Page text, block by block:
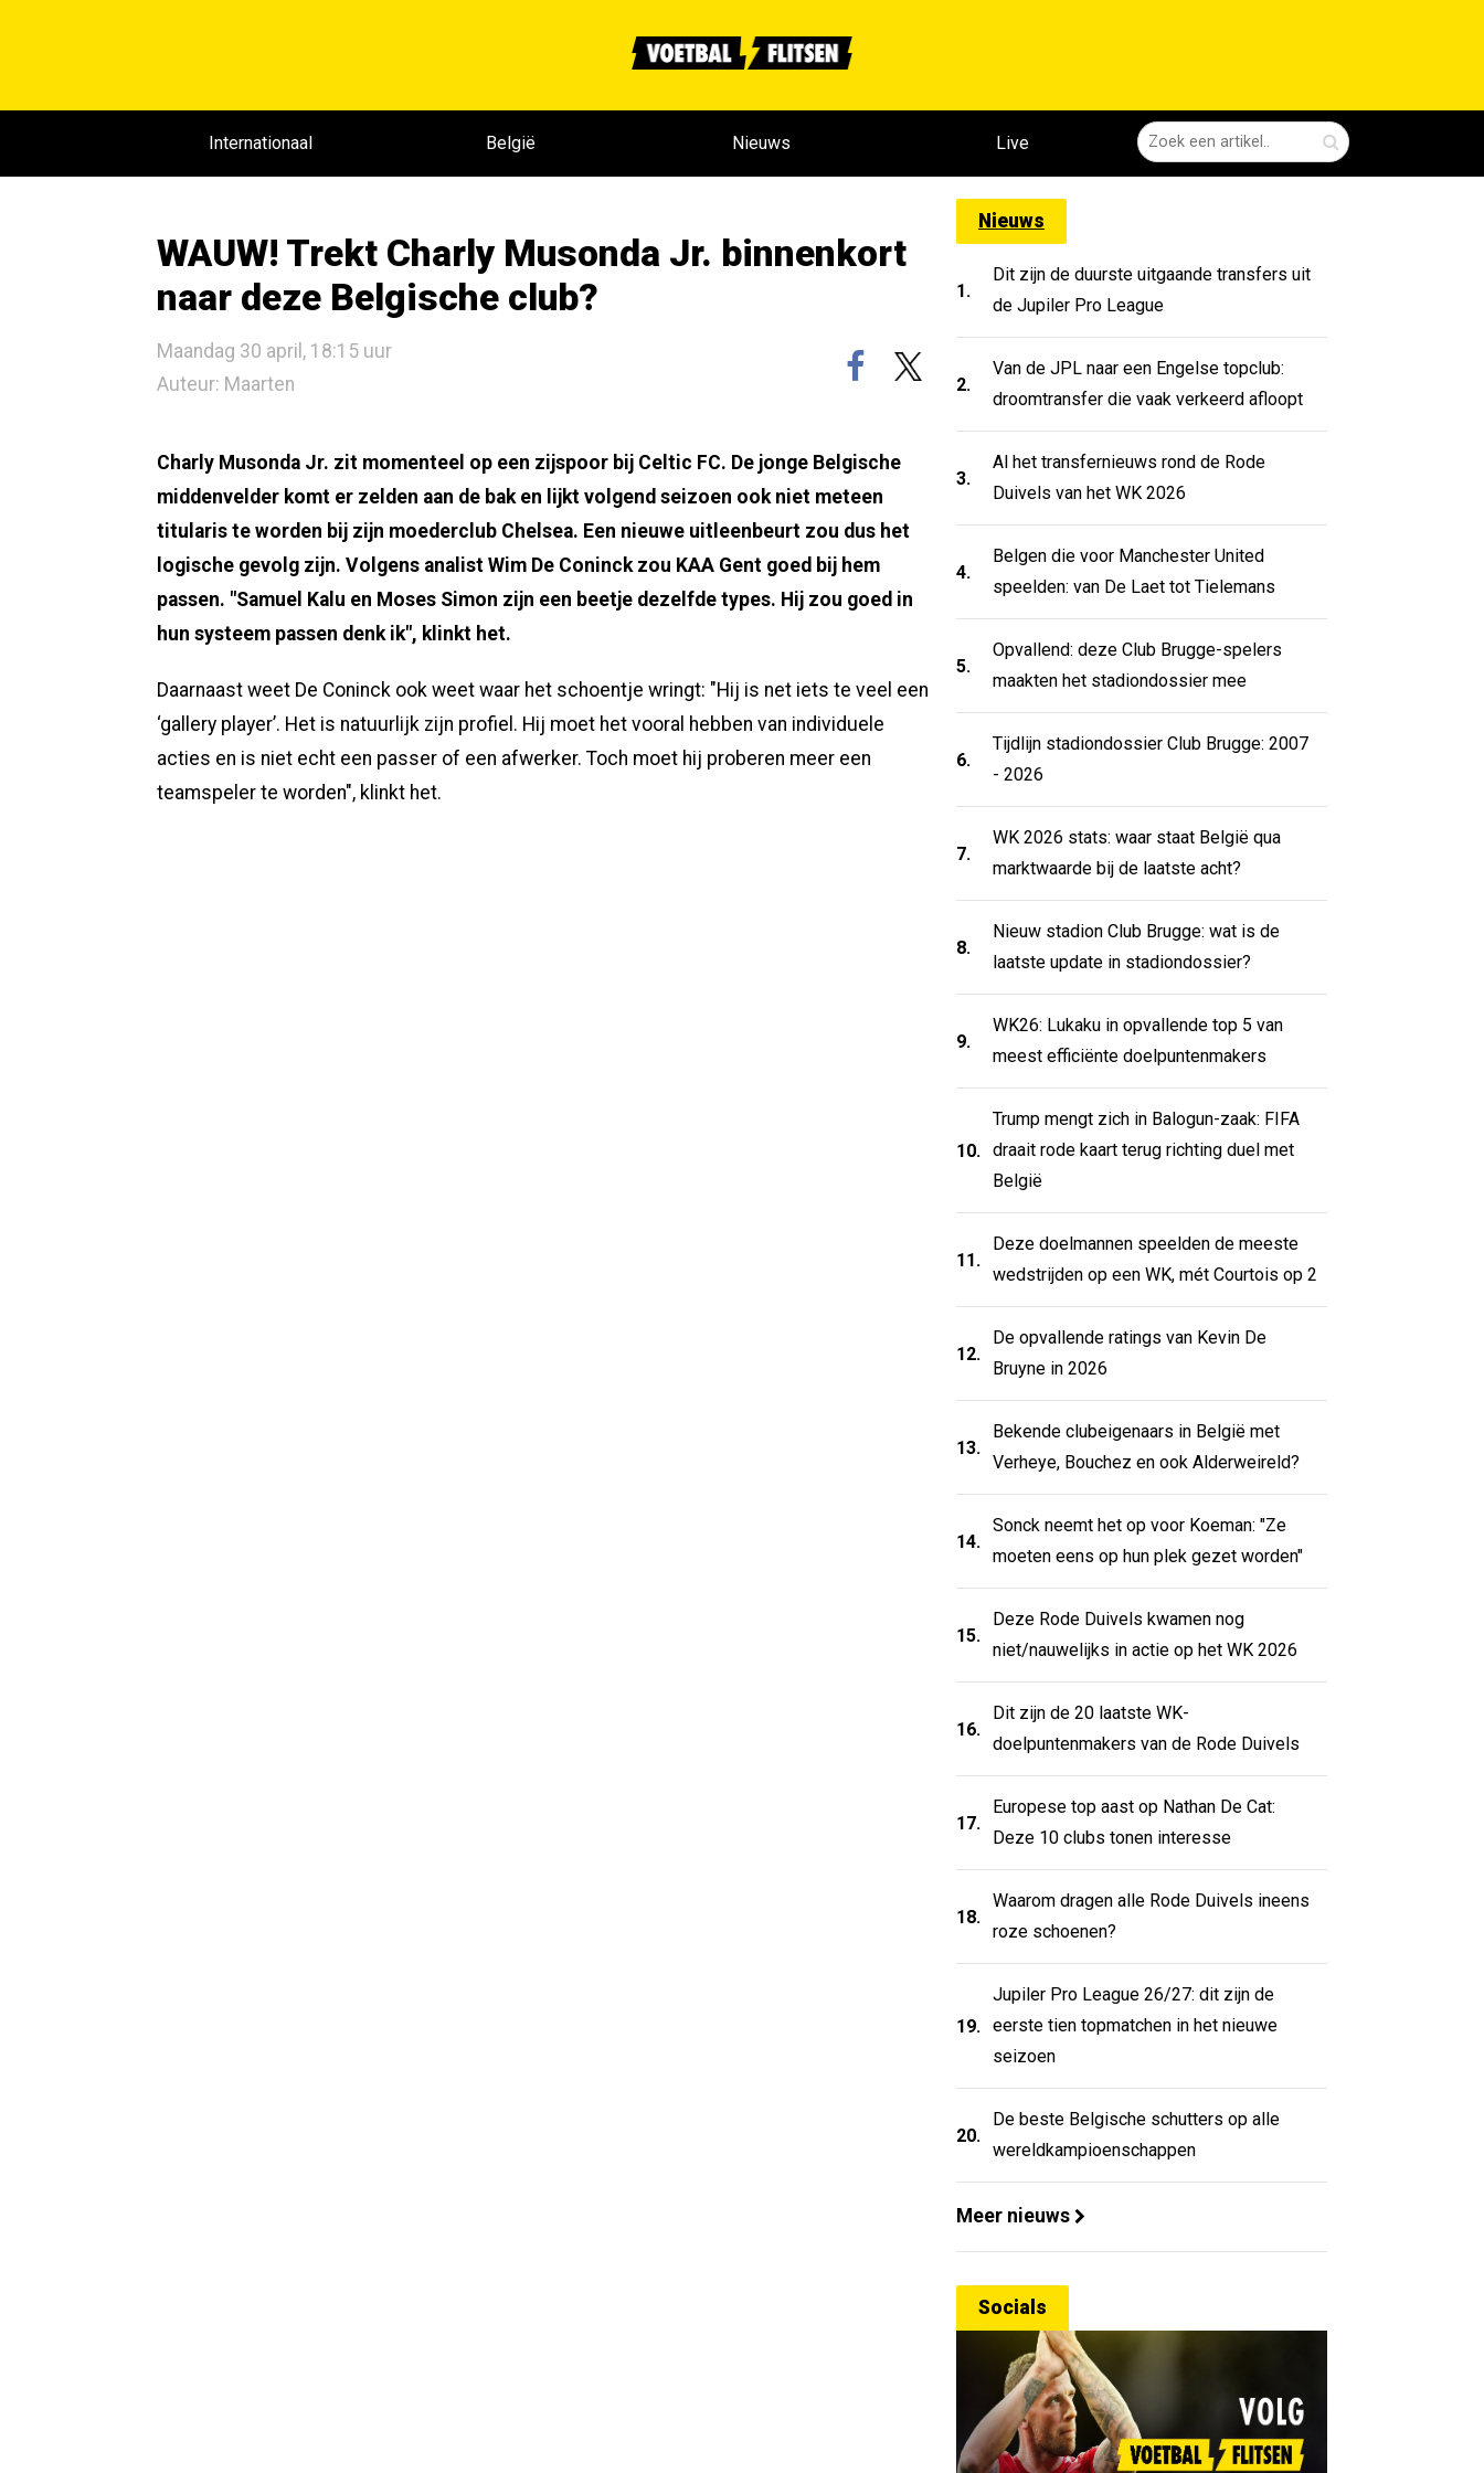
Internationaal België Nieuws Live
WAUW! Trekt Charly Musonda Jr. binnenkort
naar deze Belgische club?
Maandag 30 april, 18:15 uur
Auteur: Maarten
Charly Musonda Jr. zit momenteel op een zijspoor bij Celtic FC. De jonge Belgische
middenvelder komt er zelden aan de bak en lijkt volgend seizoen ook niet meteen
titularis te worden bij zijn moederclub Chelsea. Een nieuwe uitleenbeurt zou dus het
logische gevolg zijn. Volgens analist Wim De Coninck zou KAA Gent goed bij hem
passen. "Samuel Kalu en Moses Simon zijn een beetje dezelfde types. Hij zou goed in
hun systeem passen denk ik", klinkt het.
Daarnaast weet De Coninck ook weet waar het schoentje wringt: "Hij is net iets te veel een
‘gallery player’. Het is natuurlijk zijn profiel. Hij moet het vooral hebben van individuele
acties en is niet echt een passer of een afwerker. Toch moet hij proberen meer een
teamspeler te worden", klinkt het.
Nieuws
1.
Dit zijn de duurste uitgaande transfers uit
de Jupiler Pro League
2.
Van de JPL naar een Engelse topclub:
droomtransfer die vaak verkeerd afloopt
3.
Al het transfernieuws rond de Rode
Duivels van het WK 2026
4.
Belgen die voor Manchester United
speelden: van De Laet tot Tielemans
5.
Opvallend: deze Club Brugge-spelers
maakten het stadiondossier mee
6.
Tijdlijn stadiondossier Club Brugge: 2007
- 2026
7.
WK 2026 stats: waar staat België qua
marktwaarde bij de laatste acht?
8.
Nieuw stadion Club Brugge: wat is de
laatste update in stadiondossier?
9.
WK26: Lukaku in opvallende top 5 van
meest efficiënte doelpuntenmakers
10.
Trump mengt zich in Balogun-zaak: FIFA
draait rode kaart terug richting duel met
België
11.
Deze doelmannen speelden de meeste
wedstrijden op een WK, mét Courtois op 2
12.
De opvallende ratings van Kevin De
Bruyne in 2026
13.
Bekende clubeigenaars in België met
Verheye, Bouchez en ook Alderweireld?
14.
Sonck neemt het op voor Koeman: "Ze
moeten eens op hun plek gezet worden"
15.
Deze Rode Duivels kwamen nog
niet/nauwelijks in actie op het WK 2026
16.
Dit zijn de 20 laatste WK-
doelpuntenmakers van de Rode Duivels
17.
Europese top aast op Nathan De Cat:
Deze 10 clubs tonen interesse
18.
Waarom dragen alle Rode Duivels ineens
roze schoenen?
19.
Jupiler Pro League 26/27: dit zijn de
eerste tien topmatchen in het nieuwe
seizoen
20.
De beste Belgische schutters op alle
wereldkampioenschappen
Meer nieuws
Socials